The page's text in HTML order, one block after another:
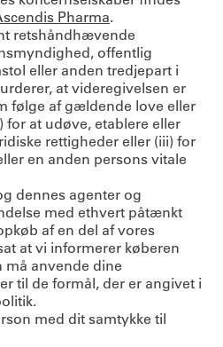
Pharma.
retshåndhævende
offentlig
eller anden tredjepart i
at videregivelsen er
følge af gældende love eller
for at udøve, etablere eller
rettigheder eller (iii) for
en anden persons vitale
dennes agenter og
med ethvert påtænkt
af en del af vores
at vi informerer køberen
må anvende dine
til de formål, der er angivet i
med dit samtykke til